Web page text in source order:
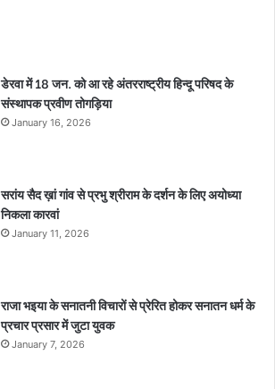
डेरवा में 18 जन. को आ रहे अंतरराष्ट्रीय हिन्दू परिषद के
संस्थापक प्रवीण तोगड़िया
January 16, 2026
सरांय सैद ख़ां गांव से प्रभु श्रीराम के दर्शन के लिए अयोध्या
निकला कारवां
January 11, 2026
राजा भइया के सनातनी विचारों से प्रेरित होकर सनातन धर्म के
प्रचार प्रसार में जुटा युवक
January 7, 2026